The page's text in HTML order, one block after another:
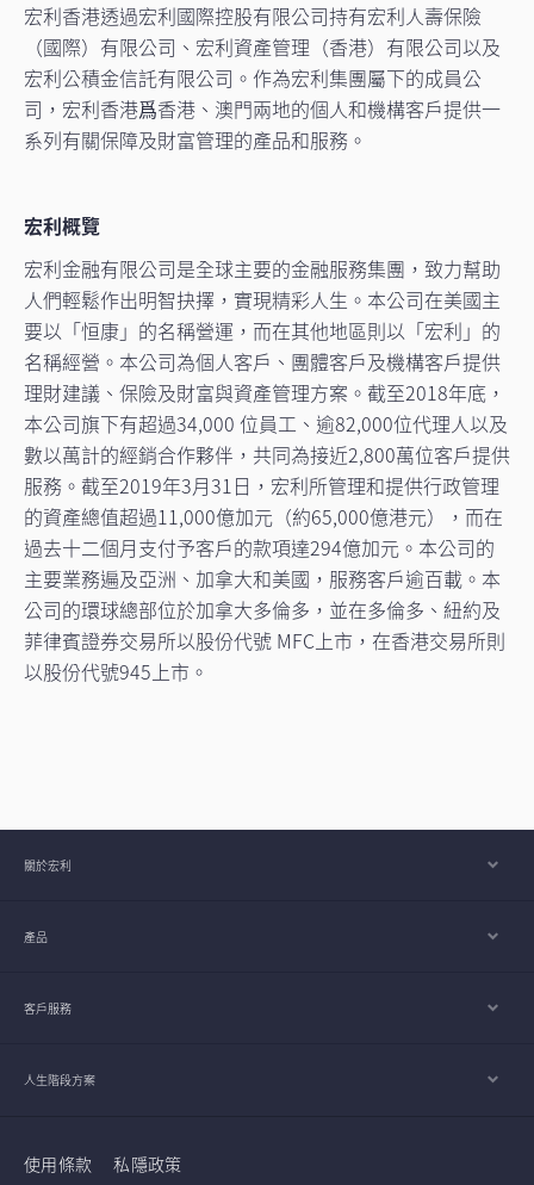
宏利香港透過宏利國際控股有限公司持有宏利人壽保險
（國際）有限公司、宏利資產管理（香港）有限公司以及
宏利公積金信託有限公司。作為宏利集團屬下的成員公
司，宏利香港爲香港、澳門兩地的個人和機構客戶提供一
系列有關保障及財富管理的產品和服務。
宏利概覽
宏利金融有限公司是全球主要的金融服務集團，致力幫助
人們輕鬆作出明智抉擇，實現精彩人生。本公司在美國主
要以「恒康」的名稱營運，而在其他地區則以「宏利」的
名稱經營。本公司為個人客戶、團體客戶及機構客戶提供
理財建議、保險及財富與資產管理方案。截至2018年底，
本公司旗下有超過34,000 位員工、逾82,000位代理人以及
數以萬計的經銷合作夥伴，共同為接近2,800萬位客戶提供
服務。截至2019年3月31日，宏利所管理和提供行政管理
的資產總值超過11,000億加元（約65,000億港元），而在
過去十二個月支付予客戶的款項達294億加元。本公司的
主要業務遍及亞洲、加拿大和美國，服務客戶逾百載。本
公司的環球總部位於加拿大多倫多，並在多倫多、紐約及
菲律賓證券交易所以股份代號 MFC上市，在香港交易所則
以股份代號945上市。
關於宏利
產品
客戶服務
人生階段方案
使用條款 私隱政策